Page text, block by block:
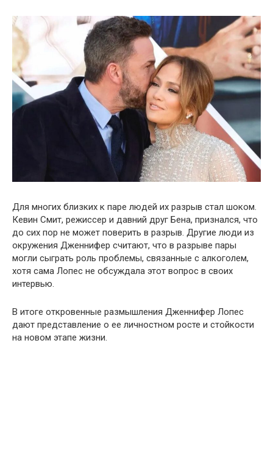
Для многих близких к паре людей их разрыв стал шоком.
Кевин Смит, режиссер и давний друг Бена, признался, что
до сих пор не может поверить в разрыв. Другие люди из
окружения Дженнифер считают, что в разрыве пары
могли сыграть роль проблемы, связанные с алкоголем,
хотя сама Лопес не обсуждала этот вопрос в своих
интервью.
В итоге откровенные размышления Дженнифер Лопес
дают представление о ее личностном росте и стойкости
на новом этапе жизни.